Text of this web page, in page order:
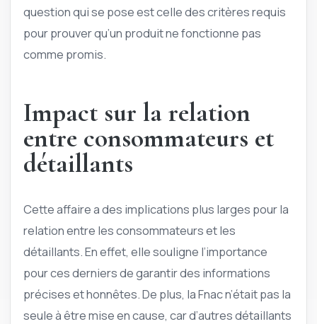
question qui se pose est celle des critères requis
pour prouver qu’un produit ne fonctionne pas
comme promis.
Impact sur la relation
entre consommateurs et
détaillants
Cette affaire a des implications plus larges pour la
relation entre les consommateurs et les
détaillants. En effet, elle souligne l’importance
pour ces derniers de garantir des informations
précises et honnêtes. De plus, la Fnac n’était pas la
seule à être mise en cause, car d’autres détaillants